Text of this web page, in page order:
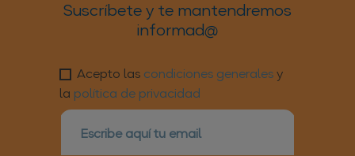
Suscríbete y te mantendremos
informad@
Acepto lascondiciones generalesy
la política de privacidad